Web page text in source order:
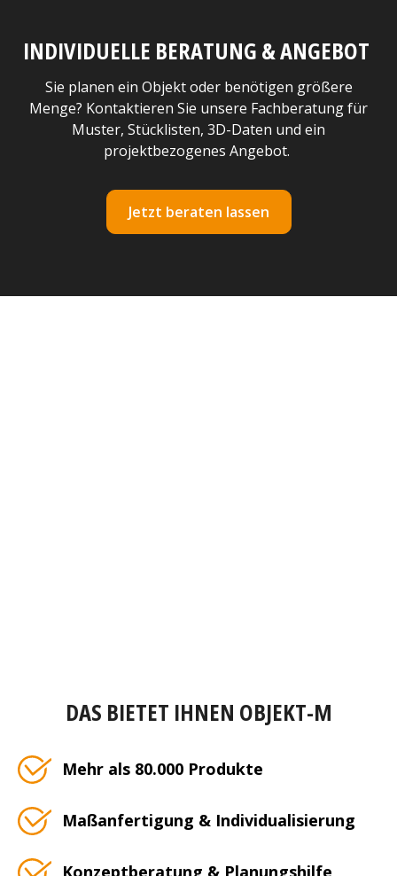
INDIVIDUELLE BERATUNG & ANGEBOT
Sie planen ein Objekt oder benötigen größere
Menge? Kontaktieren Sie unsere Fachberatung für
Muster, Stücklisten, 3D-Daten und ein
projektbezogenes Angebot.
Jetzt beraten lassen
DAS BIETET IHNEN OBJEKT-M
Mehr als 80.000 Produkte
Maßanfertigung & Individualisierung